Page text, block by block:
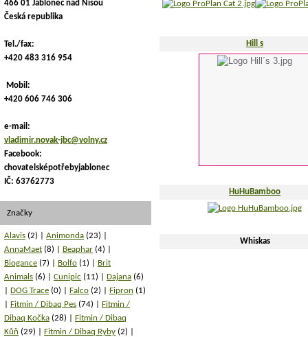
Hill s
HuHuBamboo
Whiskas
466 01 Jablonec nad Nisou
Česká republika
Tel./fax:
+420 483 316 954
Mobil:
+420 606 746 306
e-mail:
vladimir.novak-jbc@volny.cz
Facebook:
chovatelsképotřebyjablonec
IČ: 63762773
Značky
Alavis (2) Animonda (23)
AnnaMaet (8) Beaphar (4)
Biogance (7) Bolfo (1)
Brit
Animals (6) Cunipic (11) Dajana (6)
DOG Trace (0) Falco (2) Fipron (1)
Fitmin / Dibaq Pes (74)
Fitmin /
Dibaq Kočka (28)
Fitmin / Dibaq
Kůň (29) Fitmin / Dibaq Ryby (2)